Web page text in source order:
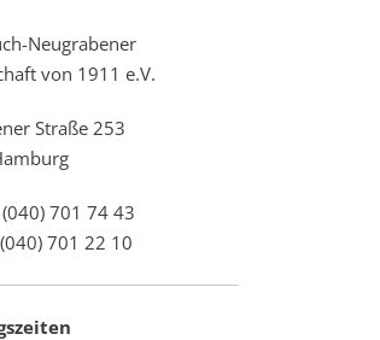
Neugrabener
von 1911 e.V.
Straße 253
701 74 43
701 22 10